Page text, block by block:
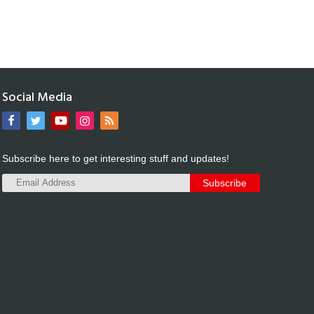
Social Media
Subscribe here to get interesting stuff and updates!